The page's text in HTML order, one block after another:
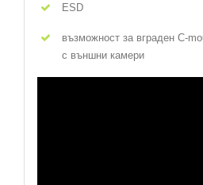
ESD
възможност за вграден C-
с външни камери